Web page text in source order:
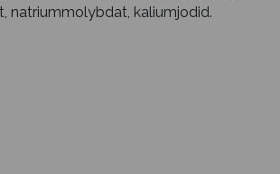
natriummolybdat, kaliumjodid.